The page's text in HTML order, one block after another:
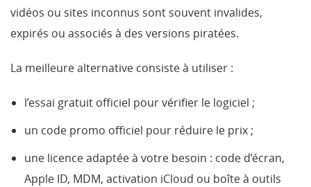
vidéos ou sites inconnus sont souvent invalides,
expirés ou associés à des versions piratées.
La meilleure alternative consiste à utiliser :
l’essai gratuit officiel pour vérifier le logiciel ;
un code promo officiel pour réduire le prix ;
une licence adaptée à votre besoin : code d’écran,
Apple ID, MDM, activation iCloud ou boîte à outils